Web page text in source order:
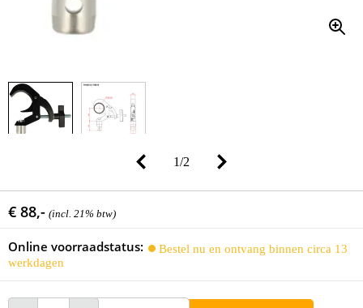
1/2
€ 88,- (incl. 21% btw)
Online voorraadstatus:
Bestel nu en ontvang binnen circa 13
werkdagen